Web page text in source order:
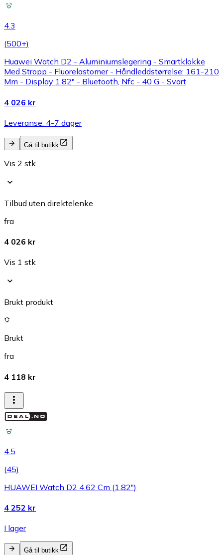
4.3
(500+)
Huawei Watch D2 - Aluminiumslegering - Smartklokke
Med Stropp - Fluorelastomer - Håndleddstørrelse: 161-210
Mm - Display 1.82" - Bluetooth, Nfc - 40 G - Svart
4 026 kr
Leveranse: 4-7 dager
Gå til butikk
Vis 2 stk
Tilbud uten direktelenke
fra
4 026 kr
Vis 1 stk
Brukt produkt
Brukt
fra
4 118 kr
4.5
(45)
HUAWEI Watch D2 4.62 Cm (1.82")
4 252 kr
I lager
Gå til butikk